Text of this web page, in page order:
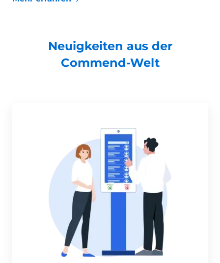
Neuigkeiten aus der
Commend-Welt